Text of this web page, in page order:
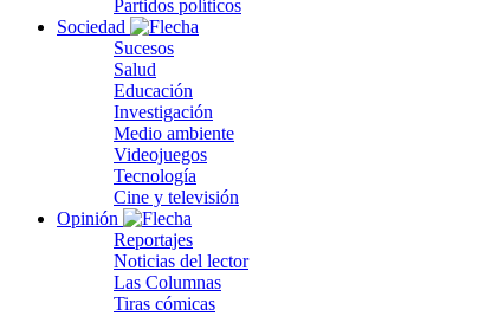
Partidos políticos
Sociedad
Sucesos
Salud
Educación
Investigación
Medio ambiente
Videojuegos
Tecnología
Cine y televisión
Opinión
Reportajes
Noticias del lector
Las Columnas
Tiras cómicas